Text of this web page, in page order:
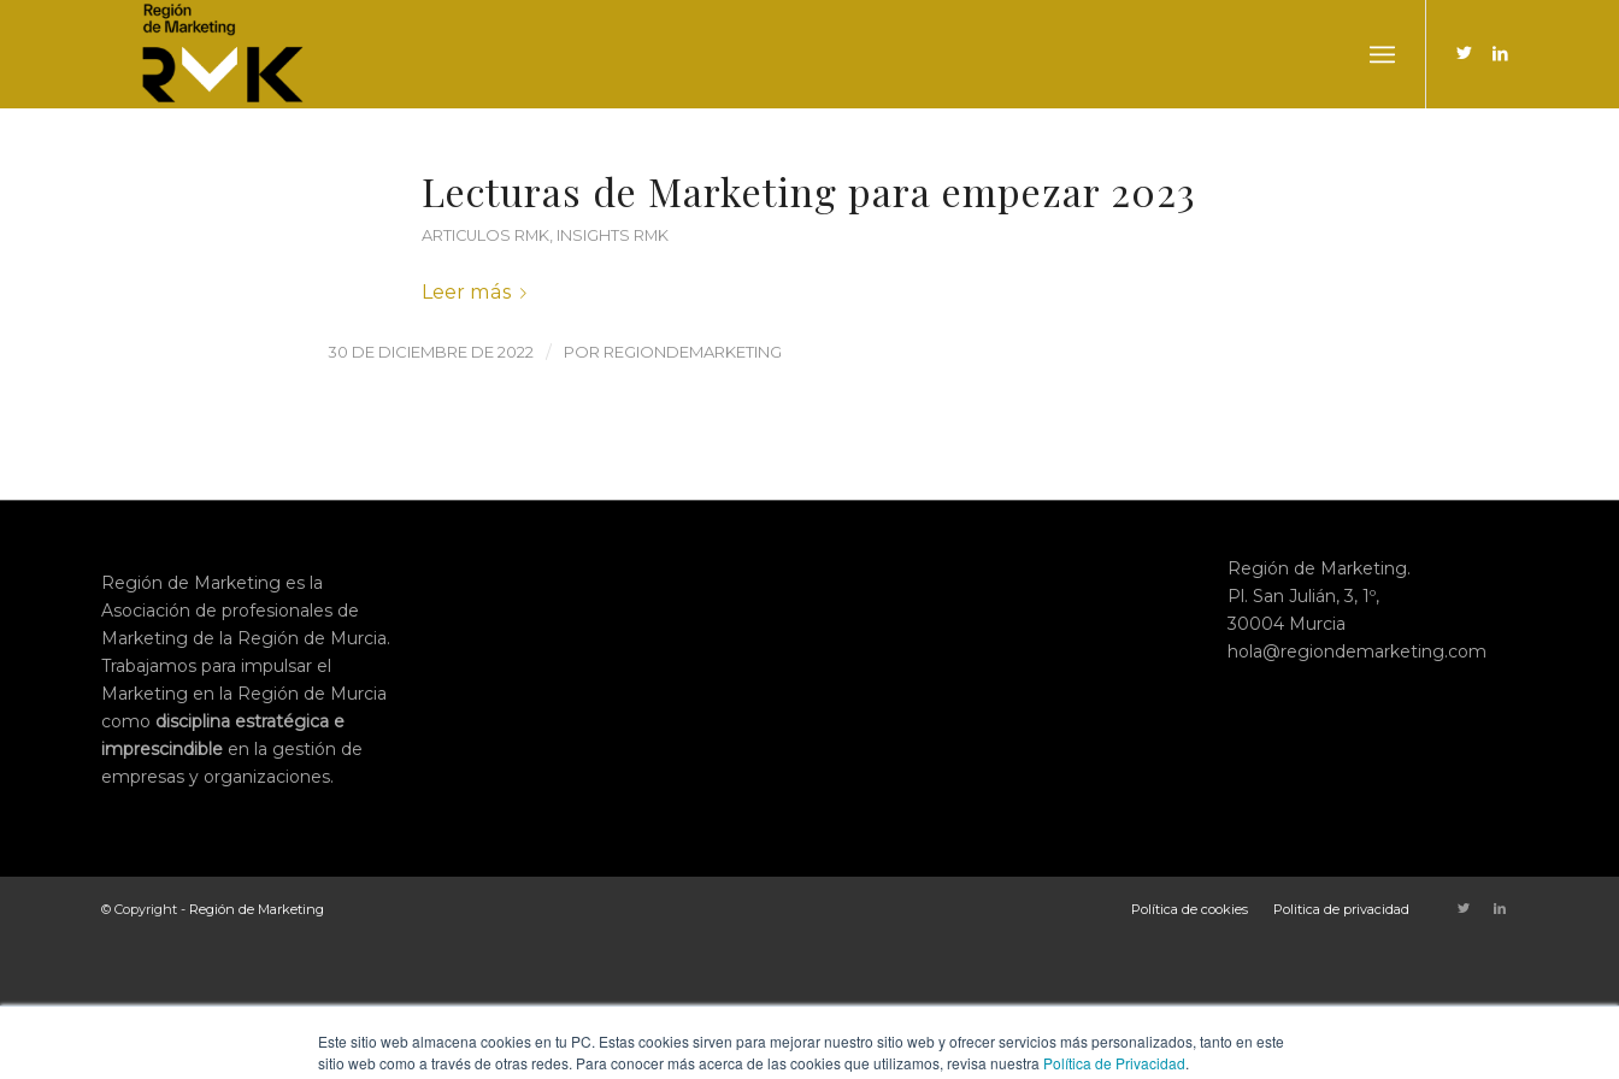
Este sitio web almacena cookies en tu PC. Estas cookies sirven para mejorar nuestro sitio web y ofrecer servicios más personalizados, tanto en este
sitio web como a través de otras redes. Para conocer más acerca de las cookies que utilizamos, revisa nuestra Política de Privacidad.
Lecturas de Marketing para empezar 2023
ARTICULOS RMK, INSIGHTS RMK
Leer más
30 DE DICIEMBRE DE 2022 / POR REGIONDEMARKETING
Región de Marketing es la
Asociación de profesionales de
Marketing de la Región de Murcia.
Trabajamos para impulsar el
Marketing en la Región de Murcia
como disciplina estratégica e
imprescindibleen la gestión de
empresas y organizaciones.
Región de Marketing.
Pl. San Julián, 3, 1º,
30004 Murcia
hola@regiondemarketing.com
© Copyright - Región de Marketing Política de cookies Politica de privacidad